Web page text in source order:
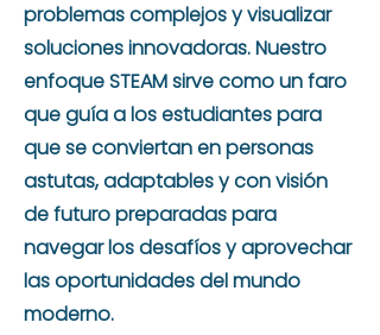
problemas complejos y visualizar
soluciones innovadoras. Nuestro
enfoque STEAM sirve como un faro
que guía a los estudiantes para
que se conviertan en personas
astutas, adaptables y con visión
de futuro preparadas para
navegar los desafíos y aprovechar
las oportunidades del mundo
moderno.